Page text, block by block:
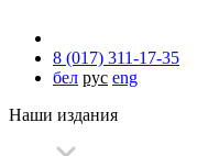
8 (017) 311-17-35
бел рус eng
Наши издания